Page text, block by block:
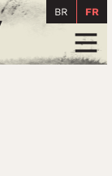
BR FR